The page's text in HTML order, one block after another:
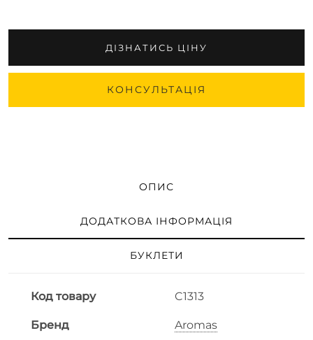
ДІЗНАТИСЬ ЦІНУ
КОНСУЛЬТАЦІЯ
ОПИС
ДОДАТКОВА ІНФОРМАЦІЯ
БУКЛЕТИ
Код товару C1313
Бренд Aromas